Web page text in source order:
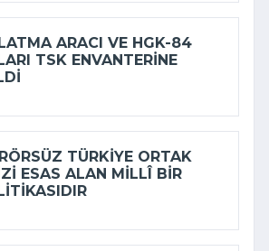
ARACI VE HGK-84
TSK ENVANTERINE
TÜRKIYE ORTAK
ESAS ALAN MILLÎ BIR